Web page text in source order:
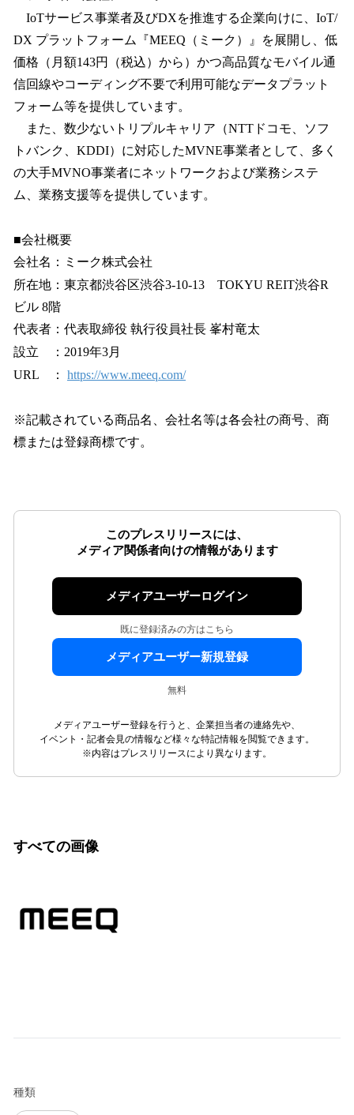
IoTサービス事業者及びDXを推進する企業向けに、IoT/
DX プラットフォーム『MEEQ（ミーク）』を展開し、低
価格（月額143円（税込）から）かつ高品質なモバイル通
信回線やコーディング不要で利用可能なデータプラット
フォーム等を提供しています。
また、数少ないトリプルキャリア（NTTドコモ、ソフ
トバンク、KDDI）に対応したMVNE事業者として、多く
の大手MVNO事業者にネットワークおよび業務システ
ム、業務支援等を提供しています。
■会社概要
会社名：ミーク株式会社
所在地：東京都渋谷区渋谷3-10-13 TOKYU REIT渋谷R
ビル 8階
代表者：代表取締役 執行役員社長 峯村竜太
設立 ：2019年3月
URL ： https://www.meeq.com/
※記載されている商品名、会社名等は各会社の商号、商
標または登録商標です。
このプレスリリースには、
メディア関係者向けの情報があります
メディアユーザーログイン
既に登録済みの方はこちら
メディアユーザー新規登録
無料
メディアユーザー登録を行うと、企業担当者の連絡先や、
イベント・記者会見の情報など様々な特記情報を閲覧できます。
※内容はプレスリリースにより異なります。
すべての画像
種類